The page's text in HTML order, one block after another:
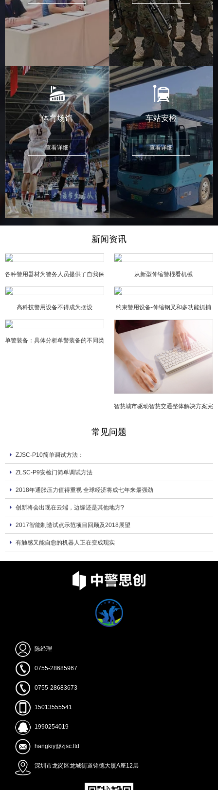
体育场馆
查看详细
车站安检
查看详细
新闻资讯
各种警用器材为警务人员提供了自我保
障
从新型伸缩警棍看机械
高科技警用设备不得成为摆设 约束警用设备-伸缩钢叉和多功能抓捕
器的特点
单警装备：具体分析单警装备的不同类
智慧城市驱动智慧交通整体解决方案完
常见问题
ZJSC-P10简单调试方法：
ZLSC-P9安检门简单调试方法
2018年通胀压力值得重视 全球经济将成七年来最强劲
创新将会出现在云端，边缘还是其他地方?
2017智能制造试点示范项目回顾及2018展望
有触感又能自愈的机器人正在变成现实
陈经理
0755-28685967
0755-28683673
15013555541
1990254019
hangkiy@zjsc.ltd
深圳市龙岗区龙城街道铭德大厦A座12层